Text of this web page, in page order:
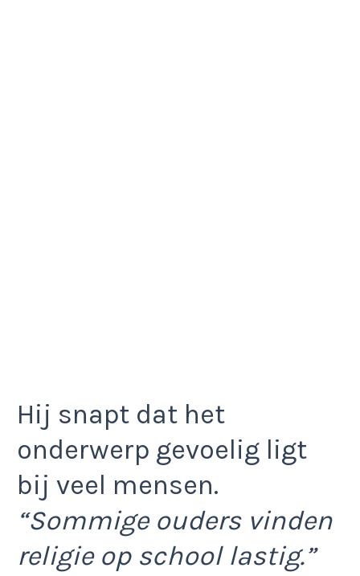
Hij snapt dat het
onderwerp gevoelig ligt
bij veel mensen.
“Sommige ouders vinden
religie op school lastig.”